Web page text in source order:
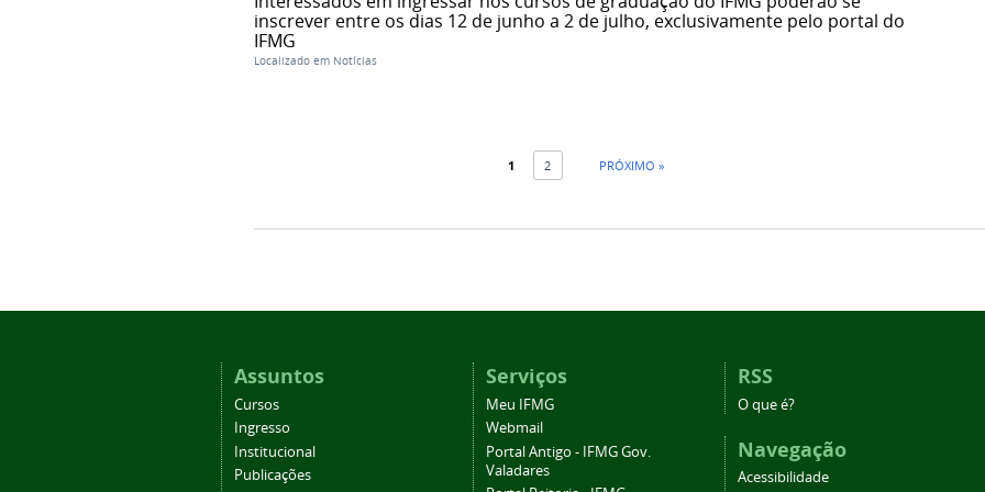
inscrever entre os dias 12 de junho a 2 de julho, exclusivamente pelo portal do
IFMG
Localizado em Notícias
1 2 PRÓXIMO »
Assuntos
Cursos
Ingresso
Institucional
Publicações
Serviços
Meu IFMG
Webmail
Portal Antigo - IFMG Gov.
Valadares
RSS
O que é?
Navegação
Acessibilidade